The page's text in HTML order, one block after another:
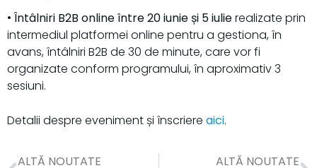
• Întâlniri B2B online între 20 iunie și 5 iulierealizate prin
intermediul platformei online pentru a gestiona, în
avans, întâlniri B2B de 30 de minute, care vor fi
organizate conform programului, în aproximativ 3
sesiuni.
Detalii despre eveniment și înscriere aici.
ALTĂ NOUTATE
ALTĂ NOUTATE